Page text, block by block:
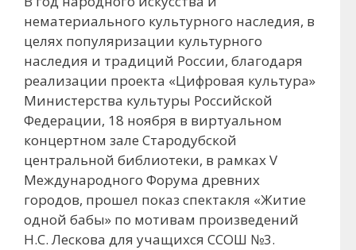
нематериального культурного наследия, в
целях популяризации культурного
наследия и традиций России, благодаря
реализации проекта «Цифровая культура»
Министерства культуры Российской
Федерации, 18 ноября в виртуальном
концертном зале Стародубской
центральной библиотеки, в рамках V
Международного Форума древних
городов, прошел показ спектакля «Житие
одной бабы» по мотивам произведений
Н.С. Лескова для учащихся ССОШ №3.